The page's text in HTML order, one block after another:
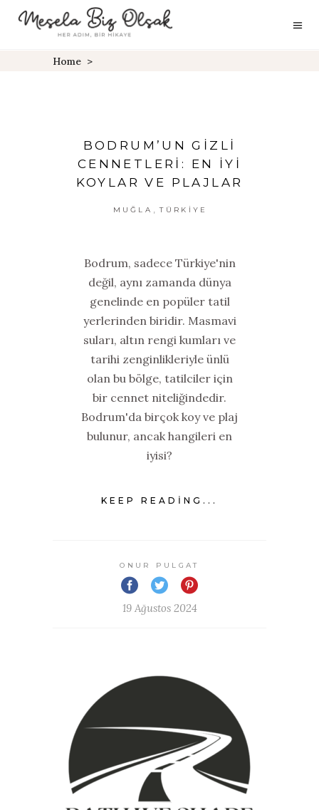
Home >
BODRUM’UN GIZLI
CENNETLERI: EN İYI
KOYLAR VE PLAJLAR
MUĞLA TÜRKIYE
Bodrum, sadece Türkiye'nin
değil, aynı zamanda dünya
genelinde en popüler tatil
yerlerinden biridir. Masmavi
suları, altın rengi kumları ve
tarihi zenginlikleriyle ünlü
olan bu bölge, tatilciler için
bir cennet niteliğindedir.
Bodrum'da birçok koy ve plaj
bulunur, ancak hangileri en
iyisi?
KEEP READING...
ONUR PULGAT
19 Ağustos 2024